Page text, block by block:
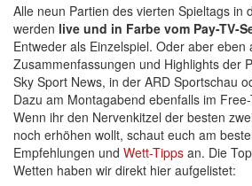
Alle neun Partien des vierten Spieltags in
werden live und in Farbe vom Pay-TV-
Entweder als Einzelspiel. Oder aber eben
Zusammenfassungen und Highlights der
Sky Sport News, in der ARD Sportschau
Dazu am Montagabend ebenfalls im
Wenn ihr den Nervenkitzel der besten
noch erhöhen wollt, schaut euch am
Empfehlungen und Wett-Tipps an. Die
Wetten haben wir direkt hier aufgelistet: